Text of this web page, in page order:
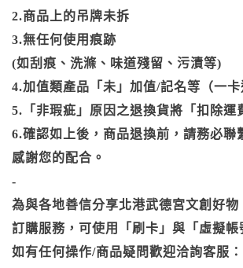
2.商品上的吊牌未拆
3.無任何使用痕跡
(如刮痕、洗滌、味道殘留、污漬等)
4.加值類產品「未」加值/記名等（一卡
5.「非瑕疵」原因之退換貨將「扣除運
6.確認如上後，商品退換前，請務必聯
感謝您的配合。
-
為與各地善信分享北港武德宮文創好物
訂購服務，可使用「刷卡」與「虛擬帳
如有任何操作/商品疑問歡迎洽詢客服：